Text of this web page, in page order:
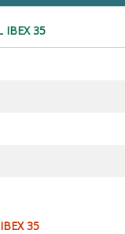
IBEX 35
35